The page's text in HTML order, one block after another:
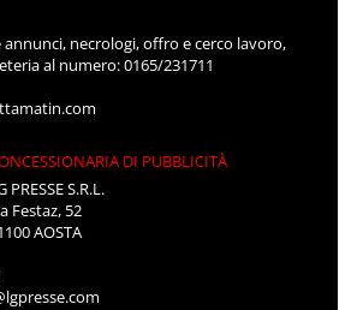
necrologi, offro e cerco lavoro,
al numero: 0165/231711
DI PUBBLICITÀ
PRESSE S.R.L.
Festaz, 52
AOSTA